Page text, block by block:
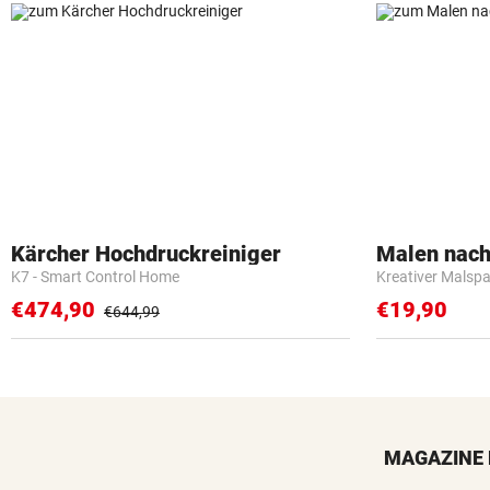
Kärcher Hochdruckreiniger
K7 - Smart Control Home
€474,90 €644,99
Malen
Kreativer
€19,90
MAGAZINE